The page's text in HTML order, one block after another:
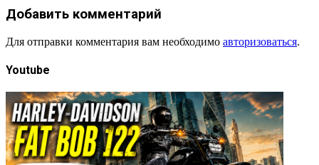
Добавить комментарий
Для отправки комментария вам необходимо авторизоваться.
Youtube